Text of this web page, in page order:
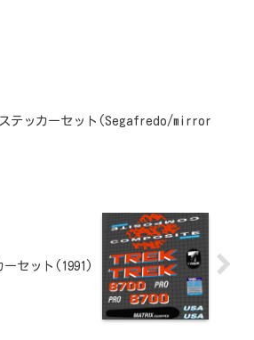
ムステッカーセット(Segafredo/mirror
ーセット(1991)